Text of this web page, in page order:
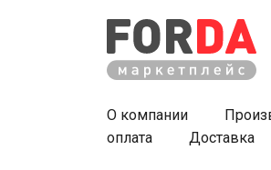
О компании
оплата
Доставка